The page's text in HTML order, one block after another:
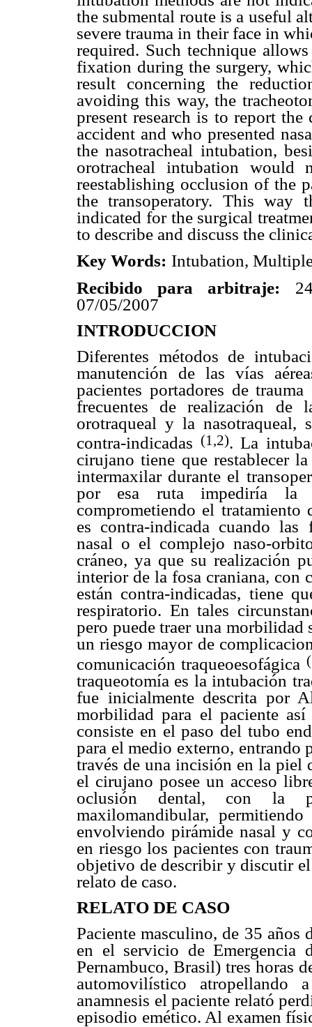
the submental route is a useful
severe trauma in their face in
required. Such technique
fixation during the surgery,
result concerning the
avoiding this way, the
present research is to report
accident and who presented
the nasotracheal intubation,
orotracheal intubation
reestablishing occlusion of the
the transoperatory. This way
indicated for the surgical
to describe and discuss the
Key Words: Intubation,
Recibido para arbitraje:
07/05/2007
INTRODUCCION
Diferentes métodos de
manutención de las vías
pacientes portadores de
frecuentes de realización de
orotraqueal y la nasotraqueal,
contra-indicadas (1,2). La
cirujano tiene que restablecer
intermaxilar durante el
por esa ruta impediría la
comprometiendo el
es contra-indicada cuando las
nasal o el complejo naso-
cráneo, ya que su realización
interior de la fosa craniana, con
están contra-indicadas, tiene
respiratorio. En tales
pero puede traer una
un riesgo mayor de
comunicación traqueoesofágica
traqueotomía es la intubación
fue inicialmente descrita por
morbilidad para el paciente
consiste en el paso del tubo
para el medio externo, entrando
través de una incisión en la piel
el cirujano posee un acceso
oclusión dental, con la
maxilomandibular,
envolviendo pirámide nasal y
en riesgo los pacientes con
objetivo de describir y discutir
relato de caso.
RELATO DE CASO
Paciente masculino, de 35 años
en el servicio de Emergencia
Pernambuco, Brasil) tres horas
automovilístico
anamnesis el paciente relató
episodio emético. Al examen